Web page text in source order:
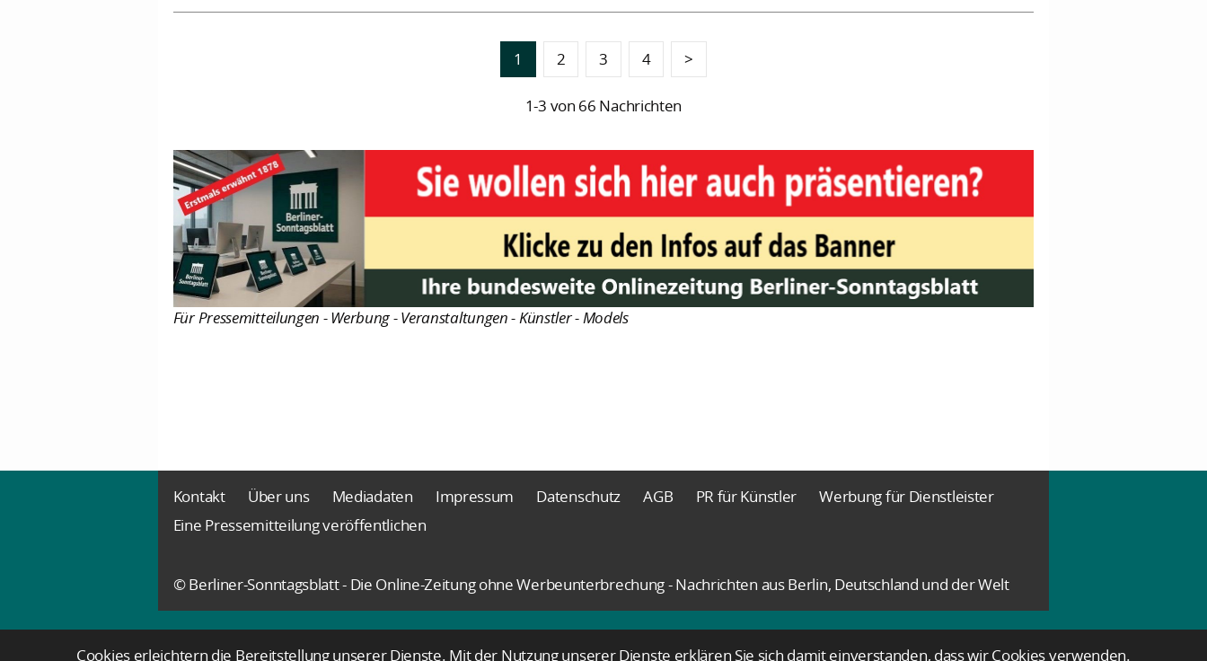
1 2 3 4 >
1-3 von 66 Nachrichten
Für Pressemitteilungen - Werbung - Veranstaltungen - Künstler - Models
Kontakt Über uns Mediadaten Impressum Datenschutz AGB PR für Künstler
Werbung für Dienstleister
Eine Pressemitteilung veröffentlichen
© Berliner-Sonntagsblatt - Die Online-Zeitung ohne Werbeunterbrechung - Nachrichten aus Berlin, Deutschland und der Welt
Cookies erleichtern die Bereitstellung unserer Dienste. Mit der Nutzung unserer Dienste erklären Sie sich damit einverstanden, dass wir Cookies verwenden.